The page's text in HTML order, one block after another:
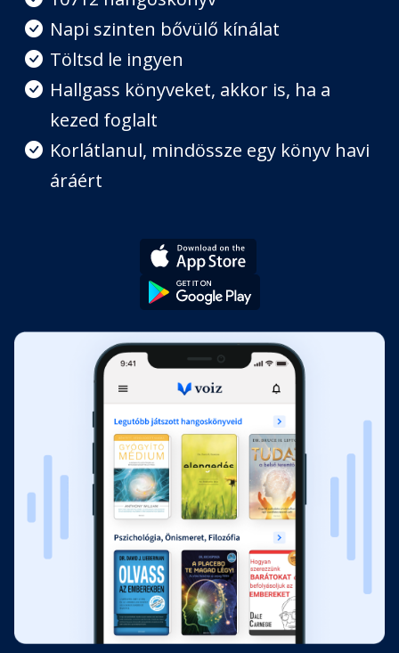
Kelemen
Fejezet hossza: 00:20:17
Otthon, édes otthon
Fejezet hossza: 00:11:17
Fejezet hossza: 00:15:42
Sugarak
Fejezet hossza: 00:23:22
Fejezet hossza: 00:25:08
Vica napja
Fejezet hossza: 00:12:40
Fejezet hossza: 00:24:05
Napi szinten bővülő kínálat
Töltsd le ingyen
Hallgass könyveket, akkor is, ha a
kezed foglalt
Korlátlanul, mindössze egy könyv havi
áráért